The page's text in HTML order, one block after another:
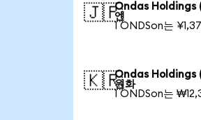
🇯🇵Ondas Holdings
엔
1 ONDSon는
🇰🇷Ondas Holdings
원화
1 ONDSon는